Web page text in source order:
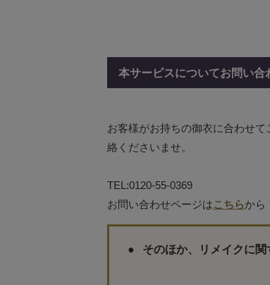
本サービスについてお問い合
お客様がお持ちの御衣に合わせ
絡くださいませ。
TEL:0120-55-0369
お問い合わせページはこちらから
そのほか、リメイクに